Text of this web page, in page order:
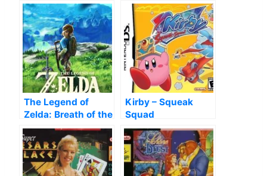
The Legend of
Zelda: Breath of the
Wild
Kirby – Squeak
Squad